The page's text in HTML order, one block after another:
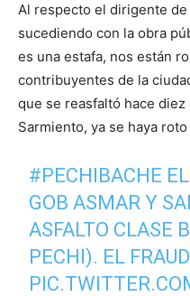
Al respecto el dirigente de
sucediendo con la obra
es una estafa, nos están
contribuyentes de la
que se reasfaltó hace diez
Sarmiento, ya se haya
#PECHIBACHE
GOB ASMAR Y
ASFALTO CLASE
PECHI). EL